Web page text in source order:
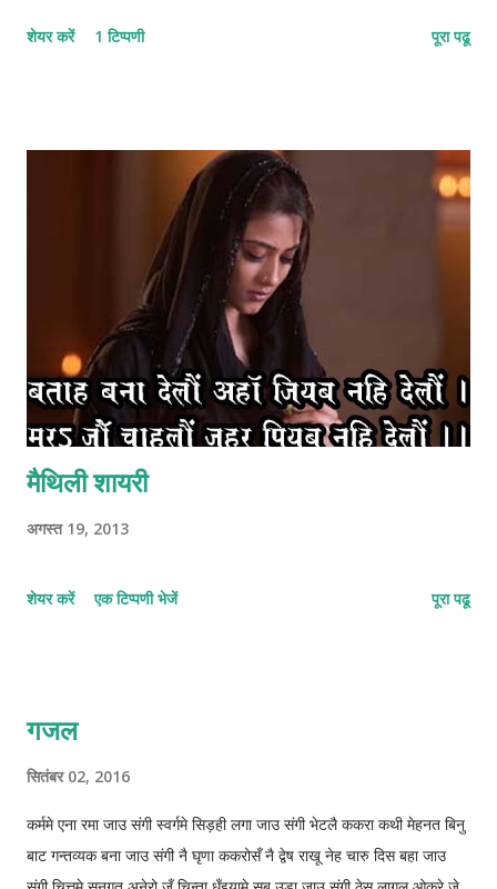
1212-12112-22 © कुन्दन कुमार कर्ण
शेयर करें 1 टिप्पणी पूरा पढू
मैथिली शायरी
अगस्त 19, 2013
शेयर करें एक टिप्पणी भेजें पूरा पढू
गजल
सितंबर 02, 2016
कर्ममे एना रमा जाउ संगी स्वर्गमे सिड़ही लगा जाउ संगी भेटलै ककरा कथी मेहनत बिनु
बाट गन्तव्यक बना जाउ संगी नै घृणा ककरोसँ नै द्वेष राखू नेह चारु दिस बहा जाउ